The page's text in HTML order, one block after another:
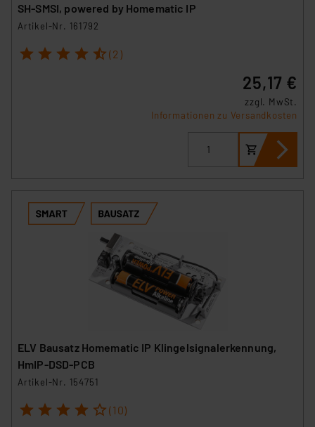
SH-SMSI, powered by Homematic IP
Artikel-Nr. 161792
1 2 3 4 5 (2)
25,17 €
zzgl. MwSt.
Informationen zu Versandkosten
ELV Bausatz Homematic IP Klingelsignalerkennung,
HmIP-DSD-PCB
Artikel-Nr. 154751
1 2 3 4 5 (10)